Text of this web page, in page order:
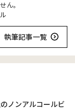
ん。
執筆記事一覧
ノンアルコールビ